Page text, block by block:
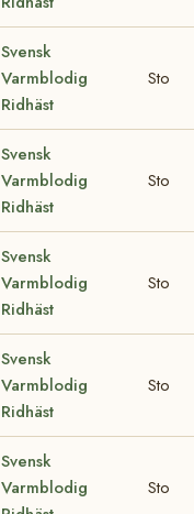
Svensk
Varmblodig
Ridhäst
Sto
Svensk
Varmblodig
Ridhäst
Sto
Svensk
Varmblodig
Ridhäst
Sto
Svensk
Varmblodig
Ridhäst
Sto
Svensk
Varmblodig
Sto